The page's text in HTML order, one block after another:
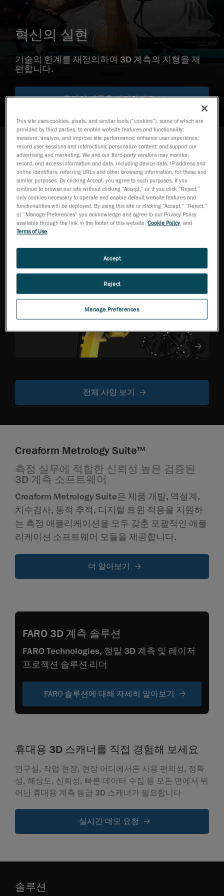
혁신의 실현
기술의 한계를 재정의하여 3D 계측의 지형을 재
편합니다.
우리의 제품을 발견하세요
Our Products제품 소개
강력한 계측 기술을 통해 어려운 측정 과제
를 해결합니다
HandySCAN 3D
EVO 시리즈TM
NEW
작업 효율성을 극
3D 스캐너
R-Series
전체 사양 보기
Creaform Metrology SuiteTM
측정 실무에 적합한 신뢰성 높은 검증된
3D 계측 소프트웨어
Creaform Metrology Suite은 제품 개발, 역설계,
치수검사, 동적 추적, 디지털 트윈 적용을 지원하
는 측정 애플리케이션을 모두 갖춘 포괄적인 애플
리케이션 소프트웨어 모듈을 제공합니다.
더 알아보기
FARO 3D 계측 솔루션
FARO Technologies, 정밀 3D 계측 및 레이저
프로젝션 솔루션 리더
FARO 솔루션에 대해 자세히 알아보기
휴대용 3D 스캐너를 직접 경험해 보세요
연구실, 작업 현장, 현장 어디에서든 사용 편의성, 정확
성, 해상도, 신뢰성, 빠른 데이터 수집 등 모든 면에서 뛰
어난 휴대용 계측 등급 3D 스캐너가 필요합니다
실시간 데모 요청
솔루션
This site uses cookies, pixels, and similar tools (“cookies”), some of which are
provided by third parties, to enable website features and functionality;
measure, analyze, and improve site performance; enhance user experience;
record user sessions and interactions; personalize content; and support our
advertising and marketing. We and our third-party vendors may monitor,
record, and access information and data, including device data, IP address and
online identifiers, referring URLs and other browsing information, for these and
similar purposes. By clicking Accept, you agree to such purposes. If you
continue to browse our site without clicking “Accept,” or if you click “Reject,”
only cookies necessary to operate and enable default website features and
functionalities will be deployed. By using this site or clicking “Accept,” “Reject,”
or “Manage Preferences” you acknowledge and agree to our Privacy Policy
available through the link in the footer of this website,Cookie Policy, and
Terms of Use.
Manage Preferences
Reject
Accept